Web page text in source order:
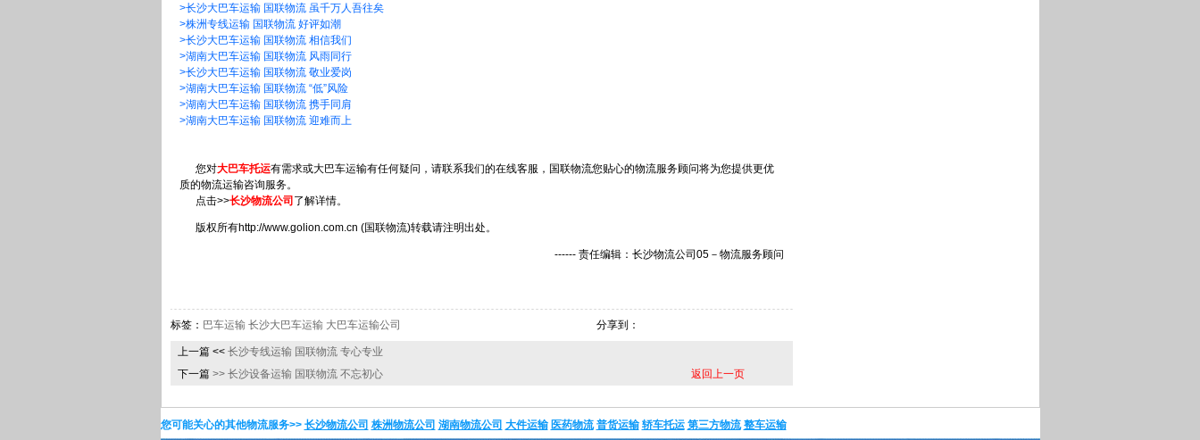
>长沙大巴车运输 国联物流 虽千万人吾往矣
>株洲专线运输 国联物流 好评如潮
>长沙大巴车运输 国联物流 相信我们
>湖南大巴车运输 国联物流 风雨同行
>长沙大巴车运输 国联物流 敬业爱岗
>湖南大巴车运输 国联物流 “低”风险
>湖南大巴车运输 国联物流 携手同肩
>湖南大巴车运输 国联物流 迎难而上
您对大巴车托运有需求或大巴车运输有任何疑问，请联系我们的在线客服，国联物流您贴心的物流服务顾问将为您提供更优
质的物流运输咨询服务。
点击>>长沙物流公司 了解详情。
版权所有http://www.golion.com.cn (国联物流)转载请注明出处。
------ 责任编辑：长沙物流公司05－物流服务顾问
标签： 巴车运输 长沙大巴车运输 大巴车运输公司 分享到：
上一篇 << 长沙专线运输 国联物流 专心专业
下一篇 >> 长沙设备运输 国联物流 不忘初心 返回上一页
您可能关心的其他物流服务>> 长沙物流公司 株洲物流公司 湖南物流公司 大件运输 医药物流 普货运输 轿车托运 第三方物流 整车运输